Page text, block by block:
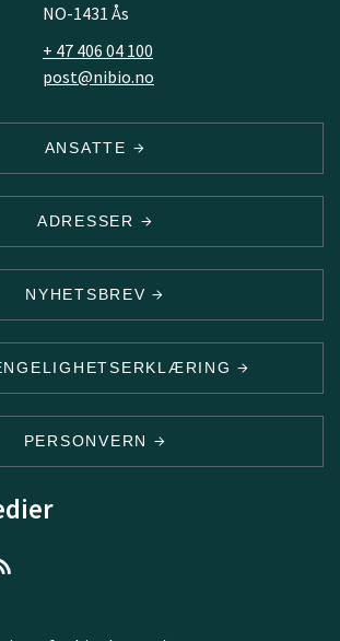
NO-1431 Ås
+ 47 406 04 100
post@nibio.no
ANSATTE
ADRESSER
NYHETSBREV
PERSONVERN